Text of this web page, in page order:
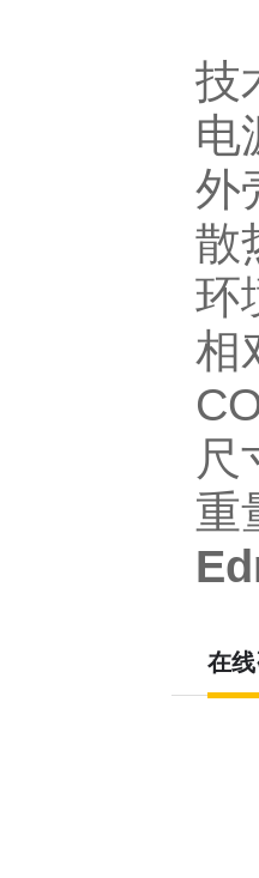
技
电
外
散
环
相
尺
重
在